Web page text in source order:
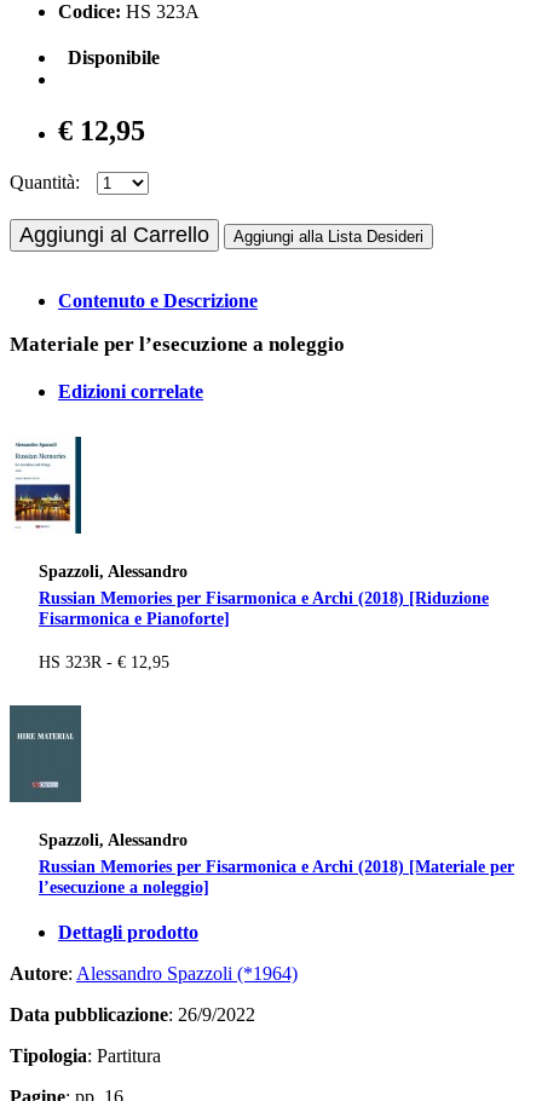
Codice: HS 323A
Disponibile
€ 12,95
Quantità:
Aggiungi al Carrello Aggiungi alla Lista Desideri
Contenuto e Descrizione
Materiale per l’esecuzione a noleggio
Edizioni correlate
Spazzoli, Alessandro
Russian Memories per Fisarmonica e Archi (2018) [Riduzione
Fisarmonica e Pianoforte]
HS 323R - € 12,95
Spazzoli, Alessandro
Russian Memories per Fisarmonica e Archi (2018) [Materiale per
l’esecuzione a noleggio]
Dettagli prodotto
Autore: Alessandro Spazzoli (*1964)
Data pubblicazione: 26/9/2022
Tipologia: Partitura
Pagine: pp. 16